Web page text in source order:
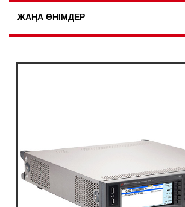
ЖАҢА ӨНІМДЕР